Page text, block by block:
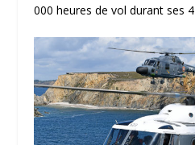
000 heures de vol durant ses